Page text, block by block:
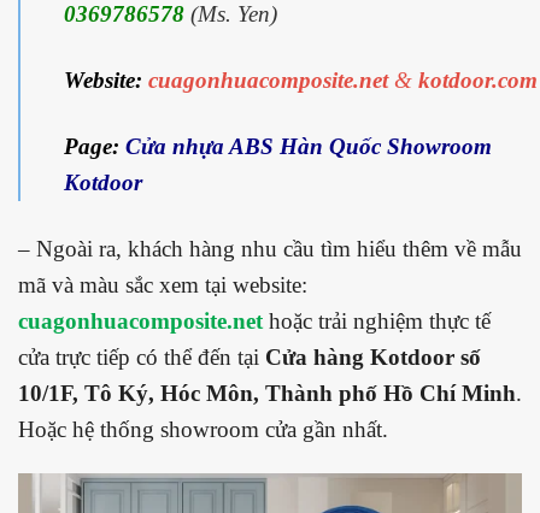
0369786578 (Ms. Yen)
Website: cuagonhuacomposite.net& kotdoor.com
Page: Cửa nhựa ABS Hàn Quốc Showroom
Kotdoor
– Ngoài ra, khách hàng nhu cầu tìm hiểu thêm về mẫu
mã và màu sắc xem tại website:
cuagonhuacomposite.net hoặc trải nghiệm thực tế
cửa trực tiếp có thể đến tại Cửa hàng Kotdoor số
10/1F, Tô Ký, Hóc Môn, Thành phố Hồ Chí Minh.
Hoặc hệ thống showroom cửa gần nhất.